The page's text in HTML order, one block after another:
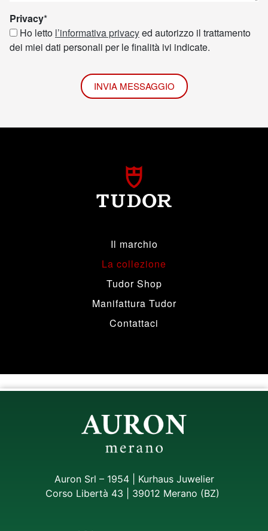
Privacy*
Ho letto l’informativa privacyed autorizzo il trattamento
dei miei dati personali per le finalità ivi indicate.
INVIA MESSAGGIO
Il marchio
La collezione
Tudor Shop
Manifattura Tudor
Contattaci
Auron Srl – 1954 | Kurhaus Juwelier
Corso Libertà 43 | 39012 Merano (BZ)